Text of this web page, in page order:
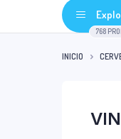
768
INICIO